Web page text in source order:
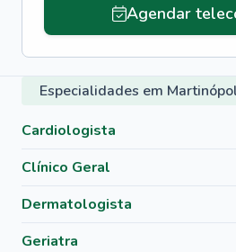
Agendar
Especialidades em
Cardiologista
Clínico Geral
Dermatologista
Geriatra